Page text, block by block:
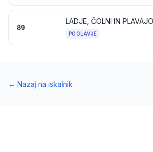
89
POGLAVJE
← Nazaj na iskalnik